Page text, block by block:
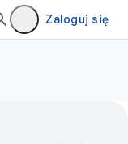
Zaloguj się